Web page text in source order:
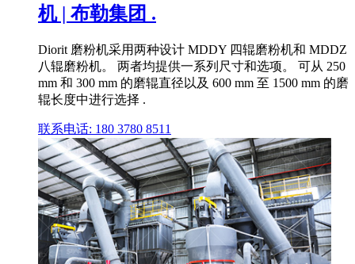
机 | 布勒集团 .
Diorit 磨粉机采用两种设计 MDDY 四辊磨粉机和 MDDZ
八辊磨粉机。 两者均提供一系列尺寸和选项。 可从 250
mm 和 300 mm 的磨辊直径以及 600 mm 至 1500 mm 的磨
辊长度中进行选择 .
联系电话: 180 3780 8511